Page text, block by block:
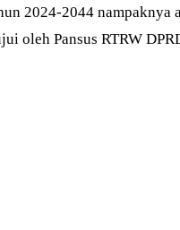
2024-2044 nampaknya
oleh Pansus RTRW